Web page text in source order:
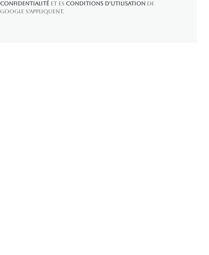
Confidentialitéet es Conditions d'utilisationde
Google s'appliquent.